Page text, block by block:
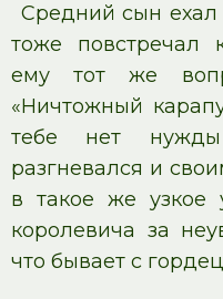
Средний сын
тоже повстречал
ему тот же
«Ничтожный
тебе нет
разгневался и
в такое же узкое
королевича за
что бывает с